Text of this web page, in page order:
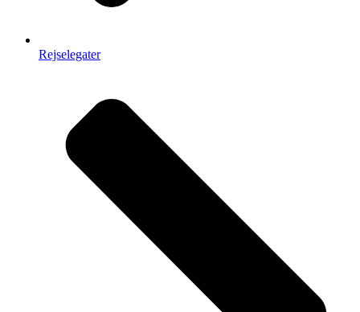
Rejselegater